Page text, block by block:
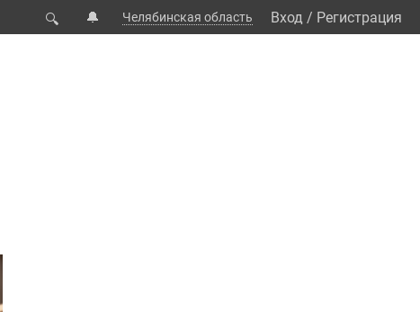
🔍 🔔 Челябинская область Вход / Регистрация